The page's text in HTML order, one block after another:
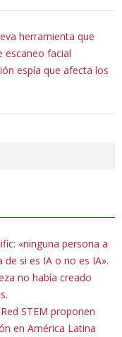
herramienta que
escaneo facial
espía que afecta los
«ninguna persona a
si es IA o no es IA».
no había creado
STEM proponen
en América Latina